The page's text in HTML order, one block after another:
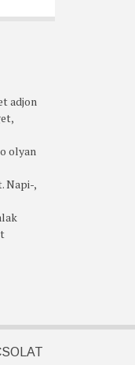
adjon
olyan
Napi-,